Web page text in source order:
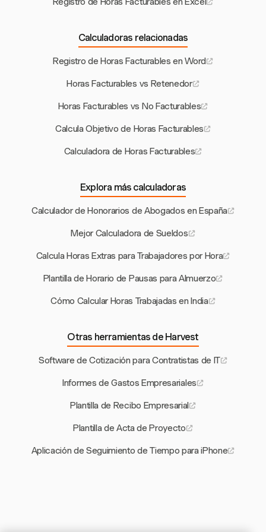
Calculadoras relacionadas
Registro de Horas Facturables en Word
Horas Facturables vs Retenedor
Horas Facturables vs No Facturables
Calcula Objetivo de Horas Facturables
Calculadora de Horas Facturables
Explora más calculadoras
Calculador de Honorarios de Abogados en España
Mejor Calculadora de Sueldos
Calcula Horas Extras para Trabajadores por Hora
Plantilla de Horario de Pausas para Almuerzo
Cómo Calcular Horas Trabajadas en India
Otras herramientas de Harvest
Software de Cotización para Contratistas de IT
Informes de Gastos Empresariales
Plantilla de Recibo Empresarial
Plantilla de Acta de Proyecto
Aplicación de Seguimiento de Tiempo para iPhone